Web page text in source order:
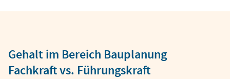
Gehalt im Bereich Bauplanung
Fachkraft vs. Führungskraft